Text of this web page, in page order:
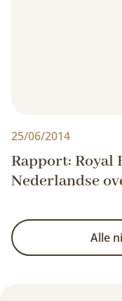
25/06/2014
Rapport: Royal
Nederlandse
Alle